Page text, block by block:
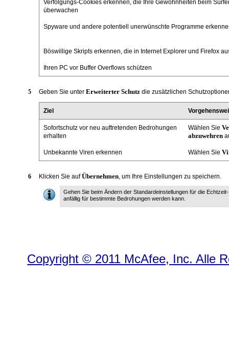
Verfolgungs-Cookies erkennen, die Ihre Gewohnheiten beim
überwachen
Spyware und andere potentiell unerwünschte Programme
Böswillige Skripts erkennen, die in Internet Explorer und Firefox
Ihren PC vor Buffer Overflows schützen
5 Geben Sie unterErweiterter Schutz die zusätzlichen
Ziel
Sofortschutz vor neu auftretenden Bedrohungen
erhalten
Wählen Sie
abzuwehren
Unbekannte Viren erkennen Wählen Sie
6 Klicken Sie aufÜbernehmen , um Ihre Einstellungen zu speichern.
Gehen Sie beim Ändern der Standardeinstellungen für die
anfällig für bestimmte Bedrohungen werden kann.
Copyright © 2011 McAfee, Inc. Alle